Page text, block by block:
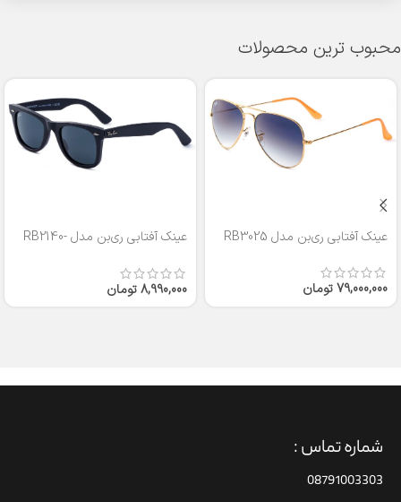
محبوب ترین محصولات
عینک آفتابی ری‌بن مدل RB3025
79,000,000تومان
عینک آفتابی ری‌بن مدل RB2140-
8,990,000تومان
شماره تماس :
08791003303